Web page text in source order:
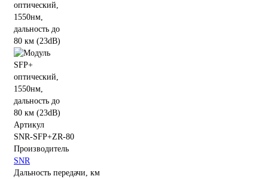
Артикул
SNR-SFP+ZR-80
Производитель
SNR
Дальность передачи, км